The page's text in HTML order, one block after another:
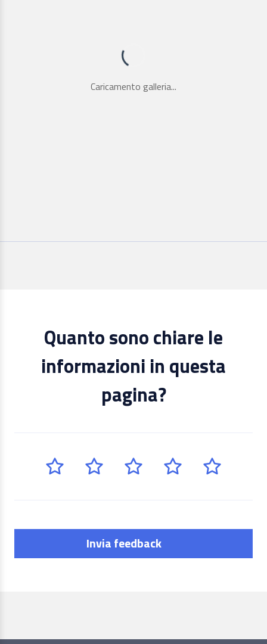
Caricamento galleria...
Quanto sono chiare le
informazioni in questa
pagina?
Invia feedback